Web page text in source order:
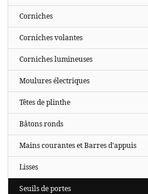
Corniches
Corniches volantes
Corniches lumineuses
Moulures électriques
Têtes de plinthe
Bâtons ronds
Mains courantes et Barres d'appuis
Lisses
Seuils de portes